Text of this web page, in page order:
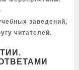
заведений,
читателей.